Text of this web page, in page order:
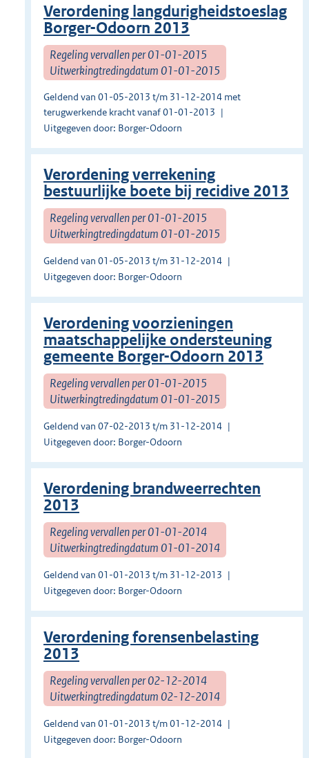
Verordening langdurigheidstoeslag
Borger-Odoorn 2013
Regeling vervallen per 01-01-2015
Uitwerkingtredingdatum 01-01-2015
Geldend van 01-05-2013 t/m 31-12-2014 met
terugwerkende kracht vanaf 01-01-2013
Uitgegeven door: Borger-Odoorn
Verordening verrekening
bestuurlijke boete bij recidive 2013
Regeling vervallen per 01-01-2015
Uitwerkingtredingdatum 01-01-2015
Geldend van 01-05-2013 t/m 31-12-2014
Uitgegeven door: Borger-Odoorn
Verordening voorzieningen
maatschappelijke ondersteuning
gemeente Borger-Odoorn 2013
Regeling vervallen per 01-01-2015
Uitwerkingtredingdatum 01-01-2015
Geldend van 07-02-2013 t/m 31-12-2014
Uitgegeven door: Borger-Odoorn
Verordening brandweerrechten
2013
Regeling vervallen per 01-01-2014
Uitwerkingtredingdatum 01-01-2014
Geldend van 01-01-2013 t/m 31-12-2013
Uitgegeven door: Borger-Odoorn
Verordening forensenbelasting
2013
Regeling vervallen per 02-12-2014
Uitwerkingtredingdatum 02-12-2014
Geldend van 01-01-2013 t/m 01-12-2014
Uitgegeven door: Borger-Odoorn